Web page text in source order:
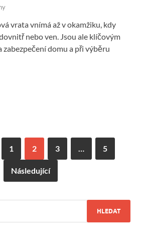
vrata vnímá až v okamžiku, kdy
nebo ven. Jsou ale klíčovým
zabezpečení domu a při výběru
1 2 3 … 5
Následující